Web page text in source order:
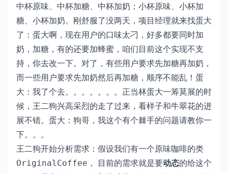
中杯原味、中杯加糖、中杯加奶；小杯原味、小杯加
糖、小杯加奶。刚舒服了没两天，项目经理就来找蛋大
了：蛋大啊，现在用户的口味太刁，好多都要同时加
奶，加糖，有的还要加蜂蜜，咱们目前这个实现不支
持，你去改一下。对了，有些用户要求先加糖再加奶，
而一些用户要求先加奶然后再加糖，顺序不能乱！蛋
大：我了个去。。。。。。。正当林蛋大一筹莫展的时
候，王二狗兴高采烈的走了过来，看样子和牛翠花的进
展不错。蛋大：狗哥，我这个有个棘手的问题请教你一
下。。。
王二狗开始分析需求：假设我们有一个原味咖啡的类
OriginalCoffee ， 目前的需求就是要动态的给这个